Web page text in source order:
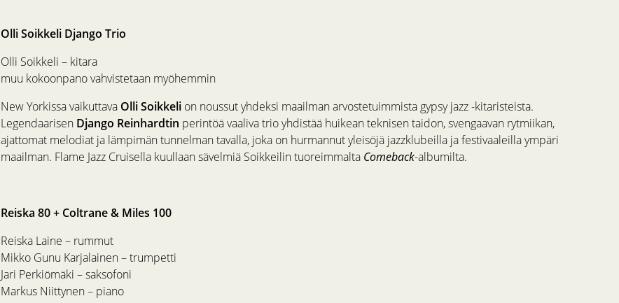
Olli Soikkeli Django Trio
Olli Soikkeli – kitara
muu kokoonpano vahvistetaan myöhemmin
New Yorkissa vaikuttava Olli Soikkelion noussut yhdeksi maailman arvostetuimmista gypsy jazz -kitaristeista.
Legendaarisen Django Reinhardtin perintöä vaaliva trio yhdistää huikean teknisen taidon, svengaavan rytmiikan,
ajattomat melodiat ja lämpimän tunnelman tavalla, joka on hurmannut yleisöjä jazzklubeilla ja festivaaleilla ympäri
maailman. Flame Jazz Cruisella kuullaan sävelmiä Soikkeilin tuoreimmalta Comeback-albumilta.
Reiska 80 + Coltrane & Miles 100
Reiska Laine – rummut
Mikko Gunu Karjalainen – trumpetti
Jari Perkiömäki – saksofoni
Markus Niittynen – piano